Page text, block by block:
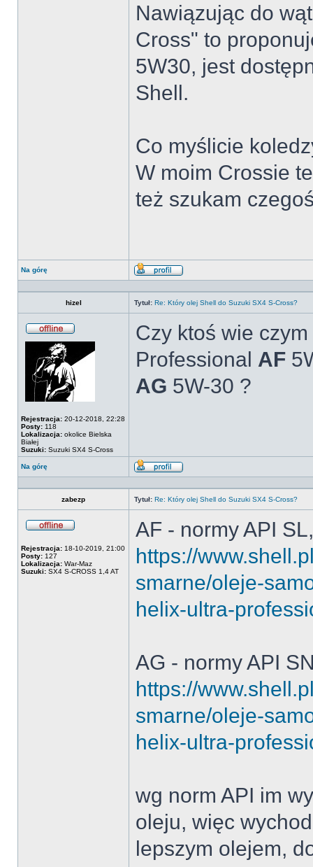
Nawiązując do
Cross" to
5W30, jest
Shell.
Co myślicie
W moim Crossie
też szukam
Na górę
Wyświetl
hizel
Tytuł: Re: Który olej Shell do Suzuki SX4 S-Cross?
Rejestracja: 20-12-2018, 22:28
Posty: 118
Lokalizacja: okolice Bielska
Białej
Suzuki: Suzuki SX4 S-Cross
Czy ktoś wie
Professional AF
AG 5W-30 ?
Na górę
Wyświetl
zabezp
Tytuł: Re: Który olej Shell do Suzuki SX4 S-Cross?
Rejestracja: 18-10-2019, 21:00
Posty: 127
Lokalizacja: War-Maz
Suzuki: SX4 S-CROSS 1,4 AT
AF - normy API
https://
smarne/oleje-
helix-ultra-
AG - normy API
https://
smarne/oleje-
helix-ultra-
wg norm API im
oleju, więc
lepszym olejem,